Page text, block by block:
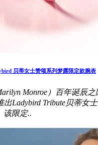
贝蒂女士赞颂系列梦露限定款腕表
Monroe）百年诞辰
出Ladybird Tribute贝蒂女
该限定..